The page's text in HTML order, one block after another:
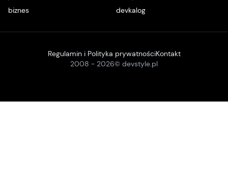
biznes
devkalog
2008 - 2026© devstyle.pl
Regulamin i Polityka prywatnościKontakt